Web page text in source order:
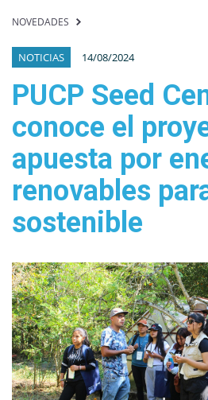
NOVEDADES
NOTICIAS 14/08/2024
PUCP Seed
conoce el
apuesta por
renovables
sostenible